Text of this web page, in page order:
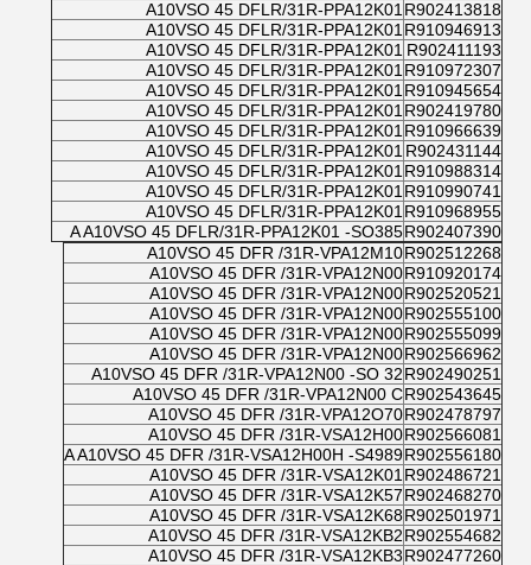
R902413818
A10VSO 45 DFLR/31R-PPA12K01
R910946913
A10VSO 45 DFLR/31R-PPA12K01
R902411193
A10VSO 45 DFLR/31R-PPA12K01
R910972307
A10VSO 45 DFLR/31R-PPA12K01
R910945654
A10VSO 45 DFLR/31R-PPA12K01
R902419780
A10VSO 45 DFLR/31R-PPA12K01
R910966639
A10VSO 45 DFLR/31R-PPA12K01
R902431144
A10VSO 45 DFLR/31R-PPA12K01
R910988314
A10VSO 45 DFLR/31R-PPA12K01
R910990741
A10VSO 45 DFLR/31R-PPA12K01
R910968955
A10VSO 45 DFLR/31R-PPA12K01
R902407390
A A10VSO 45 DFLR/31R-PPA12K01 -SO385
R902512268
A10VSO 45 DFR /31R-VPA12M10
R910920174
A10VSO 45 DFR /31R-VPA12N00
R902520521
A10VSO 45 DFR /31R-VPA12N00
R902555100
A10VSO 45 DFR /31R-VPA12N00
R902555099
A10VSO 45 DFR /31R-VPA12N00
R902566962
A10VSO 45 DFR /31R-VPA12N00
R902490251
A10VSO 45 DFR /31R-VPA12N00 -SO 32
R902543645
A10VSO 45 DFR /31R-VPA12N00 C
R902478797
A10VSO 45 DFR /31R-VPA12O70
R902566081
A10VSO 45 DFR /31R-VSA12H00
R902556180
A A10VSO 45 DFR /31R-VSA12H00H -S4989
R902486721
A10VSO 45 DFR /31R-VSA12K01
R902468270
A10VSO 45 DFR /31R-VSA12K57
R902501971
A10VSO 45 DFR /31R-VSA12K68
R902554682
A10VSO 45 DFR /31R-VSA12KB2
R902477260
A10VSO 45 DFR /31R-VSA12KB3